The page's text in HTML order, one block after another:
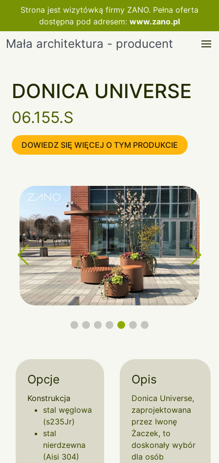
Strona jest wizytówką firmy ZANO. Pełna oferta
dostępna pod adresem: www.zano.pl
Mała architektura - producent
DONICA UNIVERSE
06.155.S
DOWIEDZ SIĘ WIĘCEJ O TYM PRODUKCIE
Opcje
Konstrukcja
stal węglowa
(s235Jr)
stal
nierdzewna
(Aisi 304)
Opis
Donica Universe,
zaprojektowana
przez Iwonę
Żaczek, to
doskonały wybór
dla osób